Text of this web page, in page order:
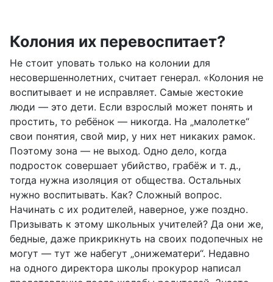
Колония их перевоспитает?
Не стоит уповать только на колонии для
несовершеннолетних, считает генерал. «Колония не
воспитывает и не исправляет. Самые жестокие
люди — это дети. Если взрослый может понять и
простить, то ребёнок — никогда. На „малолетке“
свои понятия, свой мир, у них нет никаких рамок.
Поэтому зона — не выход. Одно дело, когда
подросток совершает убийство, грабёж и т. д.,
тогда нужна изоляция от общества. Остальных
нужно воспитывать. Как? Сложный вопрос.
Начинать с их родителей, наверное, уже поздно.
Призывать к этому школьных учителей? Да они же,
бедные, даже прикрикнуть на своих подопечных не
могут — тут же набегут „онижематери“. Недавно
на одного директора школы прокурор написал